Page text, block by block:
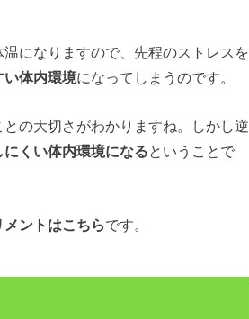
になりますので、先程のストレスを
い体内環境になってしまうのです。
の大切さがわかりますね。しかし逆
くい体内環境になるということで
ントはこちらです。